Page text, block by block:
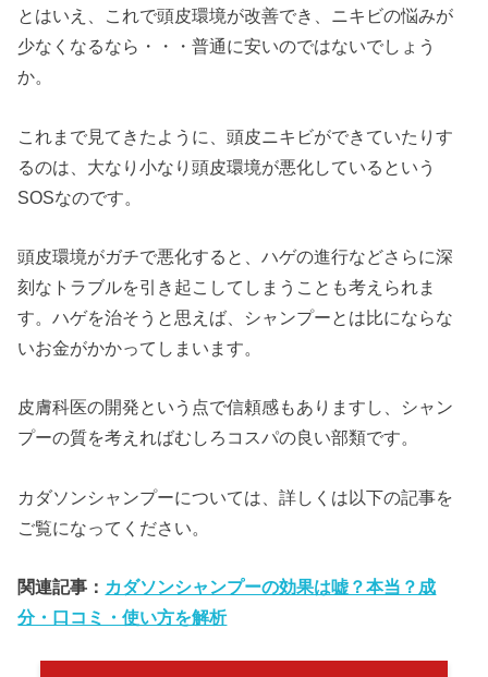
とはいえ、これで頭皮環境が改善でき、ニキビの悩みが
少なくなるなら・・・普通に安いのではないでしょう
か。
これまで見てきたように、頭皮ニキビができていたりす
るのは、大なり小なり頭皮環境が悪化しているという
SOSなのです。
頭皮環境がガチで悪化すると、ハゲの進行などさらに深
刻なトラブルを引き起こしてしまうことも考えられま
す。ハゲを治そうと思えば、シャンプーとは比にならな
いお金がかかってしまいます。
皮膚科医の開発という点で信頼感もありますし、シャン
プーの質を考えればむしろコスパの良い部類です。
カダソンシャンプーについては、詳しくは以下の記事を
ご覧になってください。
関連記事： カダソンシャンプーの効果は嘘？本当？成
分・口コミ・使い方を解析